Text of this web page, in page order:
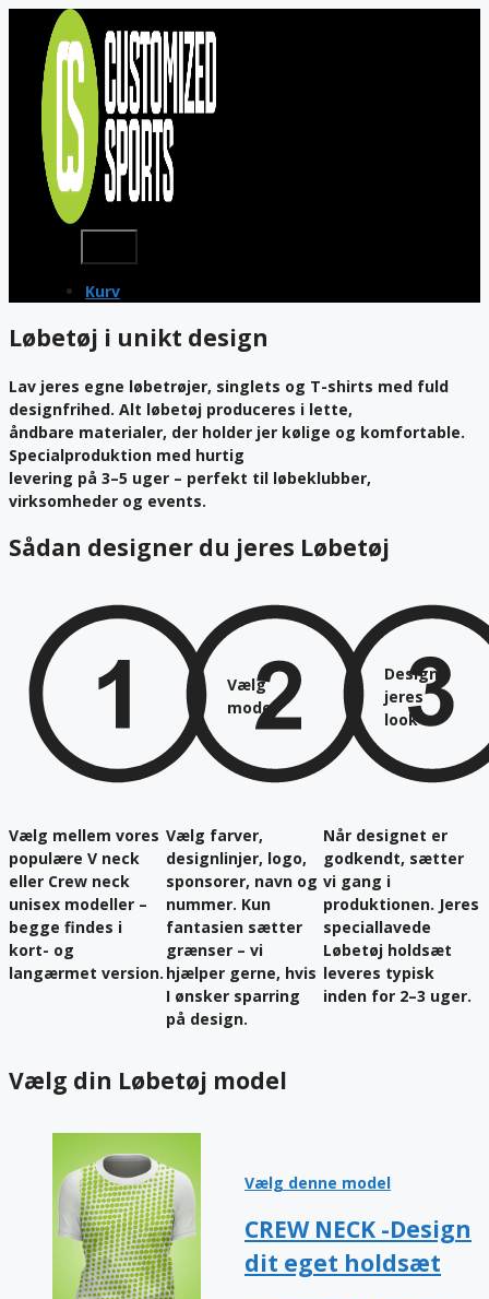
content
Kurv
Løbetøj i unikt design
Lav jeres egne løbetrøjer, singlets og T-shirts med fuld
designfrihed. Alt løbetøj produceres i lette,
åndbare materialer, der holder jer kølige og komfortable.
Specialproduktion med hurtig
levering på 3–5 uger – perfekt til løbeklubber,
virksomheder og events.
Sådan designer du jeres Løbetøj
Vælg
model
Vælg mellem vores
populære V neck
eller Crew neck
unisex modeller –
begge findes i
kort- og
langærmet version.
Design
jeres
look​
Vælg farver,
designlinjer, logo,
sponsorer, navn og
nummer. Kun
fantasien sætter
grænser – vi
hjælper gerne, hvis
I ønsker sparring
på design.​
Når designet er
godkendt, sætter
vi gang i
produktionen. Jeres
speciallavede
Løbetøj holdsæt
leveres typisk
inden for 2–3 uger.​
Vælg din Løbetøj model​
Vælg denne model
CREW NECK -Design
dit eget holdsæt​